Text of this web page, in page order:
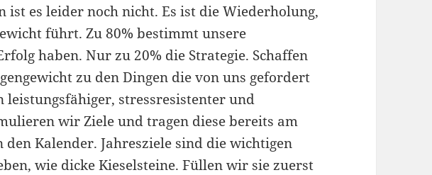
ist es leider noch nicht. Es ist die Wiederholung,
führt. Zu 80% bestimmt unsere
haben. Nur zu 20% die Strategie. Schaffen
zu den Dingen die von uns gefordert
stressresistenter und
wir Ziele und tragen diese bereits am
den Kalender. Jahresziele sind die wichtigen
wie dicke Kieselsteine. Füllen wir sie zuerst